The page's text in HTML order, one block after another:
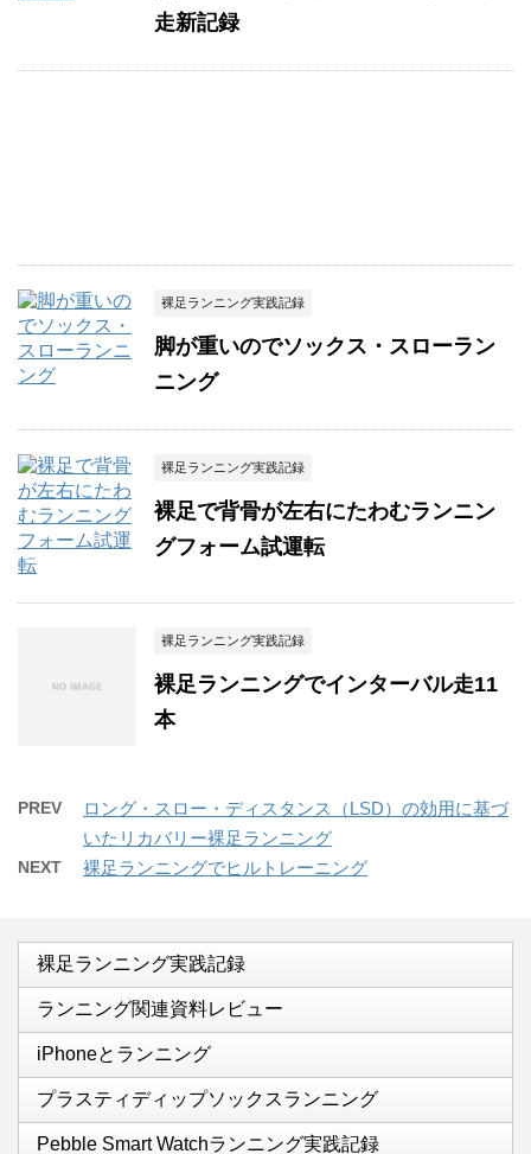
走新記録
裸足ランニング実践記録
脚が重いのでソックス・スローラン
ニング
裸足ランニング実践記録
裸足で背骨が左右にたわむランニン
グフォーム試運転
裸足ランニング実践記録
裸足ランニングでインターバル走11
本
PREV
ロング・スロー・ディスタンス（LSD）の効用に基づ
いたリカバリー裸足ランニング
NEXT 裸足ランニングでヒルトレーニング
裸足ランニング実践記録
ランニング関連資料レビュー
iPhoneとランニング
プラスティディップソックスランニング
Pebble Smart Watchランニング実践記録